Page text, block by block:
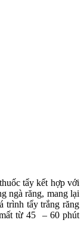
tẩy kết hợp với
ngà răng, mang lại
trình tẩy trắng răng
từ 45 – 60 phút